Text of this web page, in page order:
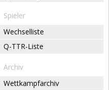
Spieler
Wechselliste
Q-TTR-Liste
Archiv
Wettkampfarchiv